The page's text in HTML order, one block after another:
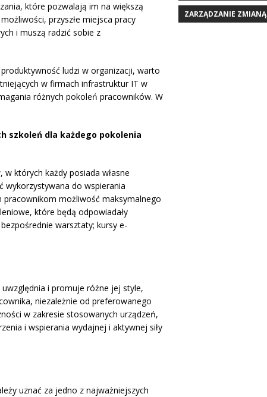
które pozwalają im na większą
przyszłe miejsca pracy
i muszą radzić sobie z
ludzi w organizacji, warto
w firmach infrastruktur IT w
różnych pokoleń pracowników. W
szkoleń dla każdego pokolenia
w których każdy posiada własne
wykorzystywana do wspierania
pracownikom możliwość maksymalnego
które będą odpowiadały
warsztaty; kursy e-
i promuje różne jej style,
niezależnie od preferowanego
w zakresie stosowanych urządzeń,
i wspierania wydajnej i aktywnej siły
uznać za jedno z najważniejszych
ZARZĄDZANIE ZMIANĄ